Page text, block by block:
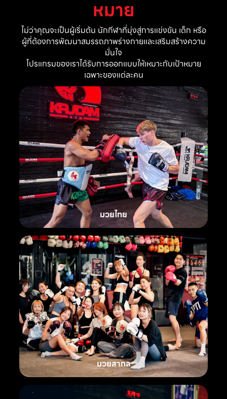
หมาย
ไม่ว่าคุณจะเป็นผู้เริ่มต้น นักกีฬาที่มุ่งสู่การแข่งขัน เด็ก หรือ
ผู้ที่ต้องการพัฒนาสมรรถภาพร่างกายและเสริมสร้างความ
มั่นใจ
โปรแกรมของเราได้รับการออกแบบให้เหมาะกับเป้าหมาย
เฉพาะของแต่ละคน
มวยไทย
มวยสากล